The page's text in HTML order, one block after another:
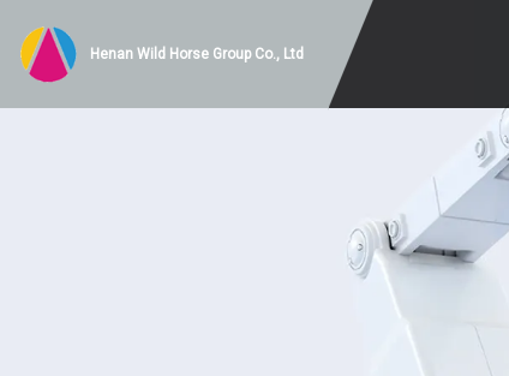
Henan Wild Horse Group Co., Ltd